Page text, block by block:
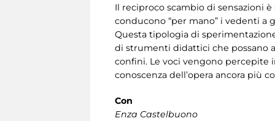
Il reciproco scambio di sensazioni
conducono “per mano” i vedenti a
Questa tipologia di
di strumenti didattici che possano
confini. Le voci vengono percepite
conoscenza dell’opera ancora più
Con
Enza Castelbuono